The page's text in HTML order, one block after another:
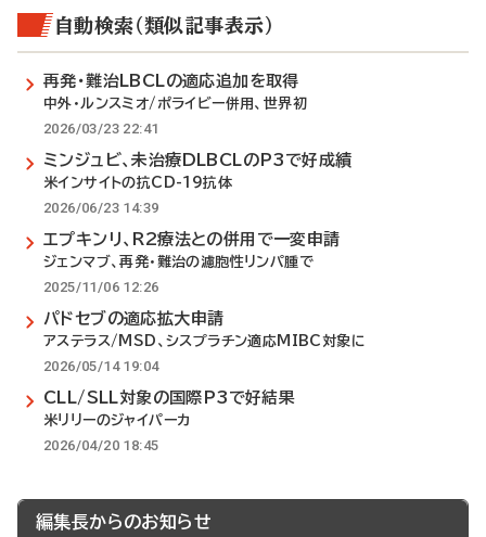
自動検索（類似記事表示）
再発・難治LBCLの適応追加を取得
中外・ルンスミオ/ポライビー併用、世界初
2026/03/23 22:41
ミンジュビ、未治療DLBCLのP3で好成績
米インサイトの抗CD-19抗体
2026/06/23 14:39
エプキンリ、R2療法との併用で一変申請
ジェンマブ、再発・難治の濾胞性リンパ腫で
2025/11/06 12:26
パドセブの適応拡大申請
アステラス/MSD、シスプラチン適応MIBC対象に
2026/05/14 19:04
CLL/SLL対象の国際P3で好結果
米リリーのジャイパーカ
2026/04/20 18:45
編集長からのお知らせ